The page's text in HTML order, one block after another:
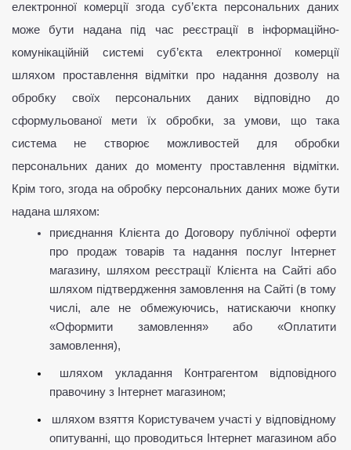
електронної комерції згода суб’єкта персональних даних
може бути надана під час реєстрації в інформаційно-
комунікаційній системі суб’єкта електронної комерції
шляхом проставлення відмітки про надання дозволу на
обробку своїх персональних даних відповідно до
сформульованої мети їх обробки, за умови, що така
система не створює можливостей для обробки
персональних даних до моменту проставлення відмітки.
Крім того, згода на обробку персональних даних може бути
надана шляхом:
приєднання Клієнта до Договору публічної оферти
про продаж товарів та надання послуг Інтернет
магазину, шляхом реєстрації Клієнта на Сайті або
шляхом підтвердження замовлення на Сайті (в тому
числі, але не обмежуючись, натискаючи кнопку
«Оформити замовлення» або «Оплатити
замовлення),
шляхом укладання Контрагентом відповідного
правочину з Інтернет магазином;
шляхом взяття Користувачем участі у відповідному
опитуванні, що проводиться Інтернет магазином або